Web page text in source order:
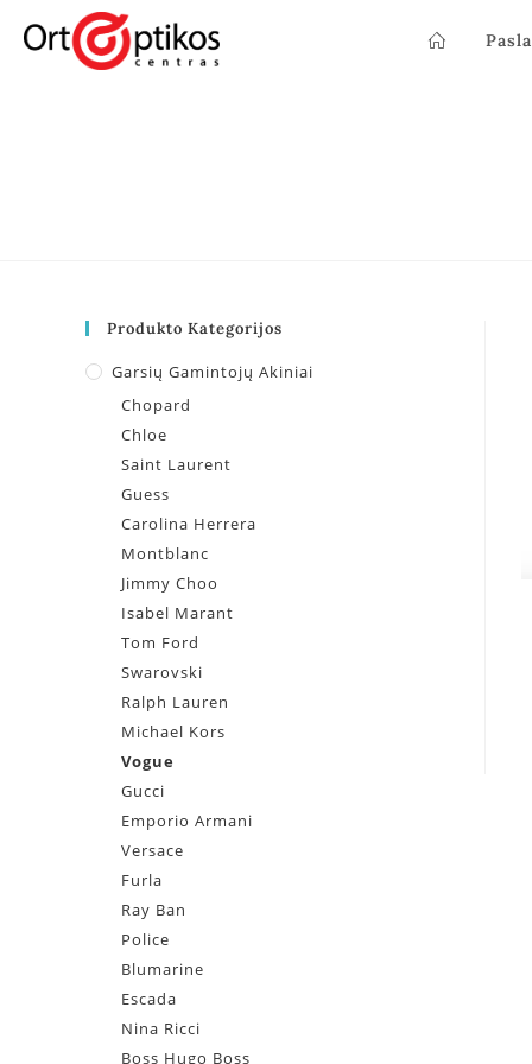
Produkto Kategorijos
Garsių Gamintojų Akiniai
Chopard
Chloe
Saint Laurent
Guess
Carolina Herrera
Montblanc
Jimmy Choo
Isabel Marant
Tom Ford
Swarovski
Ralph Lauren
Michael Kors
Vogue
Gucci
Emporio Armani
Versace
Furla
Ray Ban
Police
Blumarine
Escada
Nina Ricci
Boss Hugo Boss